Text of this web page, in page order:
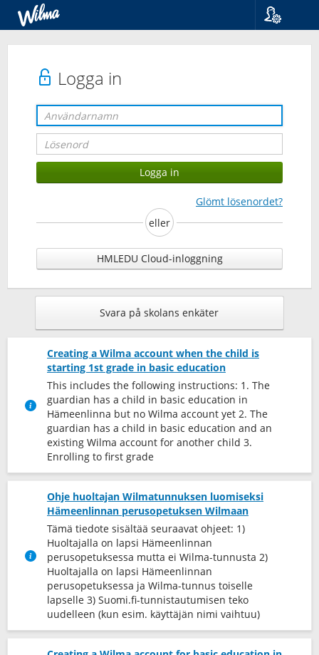
Logga in
Glömt lösenordet?
eller
HMLEDU Cloud-inloggning
Svara på skolans enkäter
Creating a Wilma account when the child is
starting 1st grade in basic education
This includes the following instructions: 1. The
guardian has a child in basic education in
Hämeenlinna but no Wilma account yet 2. The
guardian has a child in basic education and an
existing Wilma account for another child 3.
Enrolling to first grade
Ohje huoltajan Wilmatunnuksen luomiseksi
Hämeenlinnan perusopetuksen Wilmaan
Tämä tiedote sisältää seuraavat ohjeet: 1)
Huoltajalla on lapsi Hämeenlinnan
perusopetuksessa mutta ei Wilma-tunnusta 2)
Huoltajalla on lapsi Hämeenlinnan
perusopetuksessa ja Wilma-tunnus toiselle
lapselle 3) Suomi.fi-tunnistautumisen teko
uudelleen (kun esim. käyttäjän nimi vaihtuu)